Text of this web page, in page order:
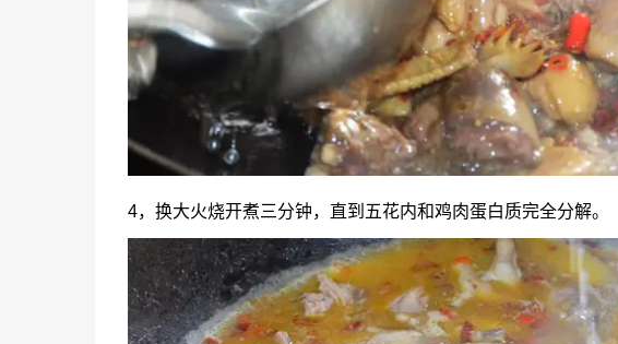
4，换大火烧开煮三分钟，直到五花内和鸡肉蛋白质完全分解。